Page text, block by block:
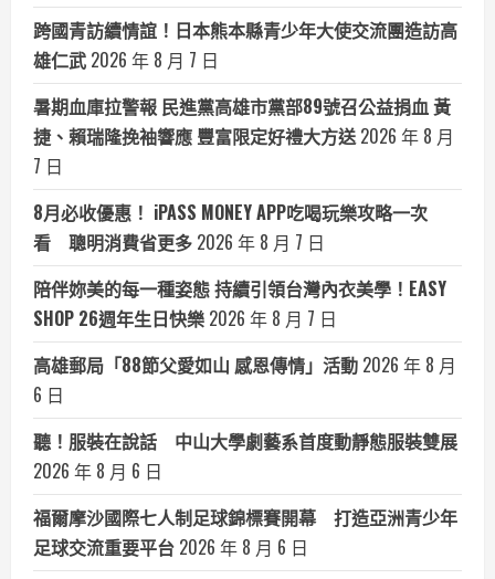
跨國青訪續情誼！日本熊本縣青少年大使交流團造訪高
雄仁武 2026 年 8 月 7 日
暑期血庫拉警報 民進黨高雄市黨部89號召公益捐血 黃
捷、賴瑞隆挽袖響應 豐富限定好禮大方送 2026 年 8 月
7 日
8月必收優惠！ iPASS MONEY APP吃喝玩樂攻略一次
看 聰明消費省更多 2026 年 8 月 7 日
陪伴妳美的每一種姿態 持續引領台灣內衣美學！EASY
SHOP 26週年生日快樂 2026 年 8 月 7 日
高雄郵局「88節父愛如山 感恩傳情」活動 2026 年 8 月
6 日
聽！服裝在說話 中山大學劇藝系首度動靜態服裝雙展
2026 年 8 月 6 日
福爾摩沙國際七人制足球錦標賽開幕 打造亞洲青少年
足球交流重要平台 2026 年 8 月 6 日